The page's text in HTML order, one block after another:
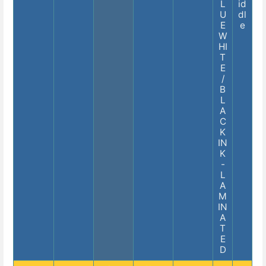
L
U
E
W
HI
T
E
/
B
L
A
C
K
IN
K
-
L
A
M
IN
A
T
E
D
id
dl
e